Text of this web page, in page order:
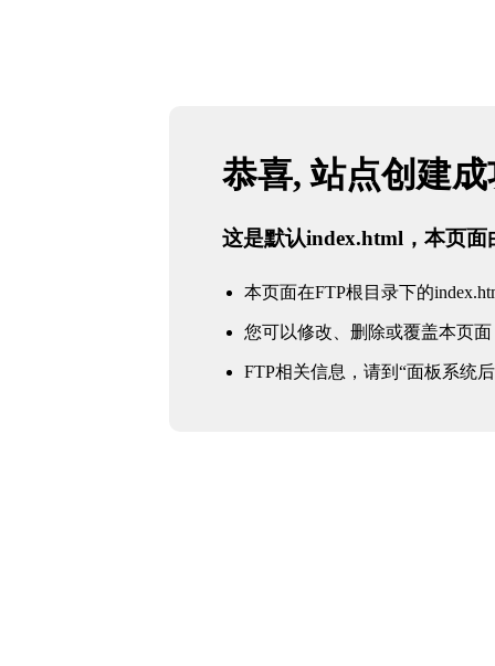
恭喜, 站点创建
这是默认index.html，本页面
本页面在FTP根目录下的
您可以修改、删除或覆盖本页面
FTP相关信息，请到“面板系统